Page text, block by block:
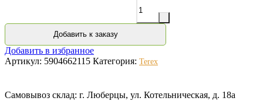
Добавить к заказу
Добавить в избранное
Артикул: 5904662115 Категория: Terex
Самовывоз склад: г. Люберцы, ул. Котельническая, д. 18а